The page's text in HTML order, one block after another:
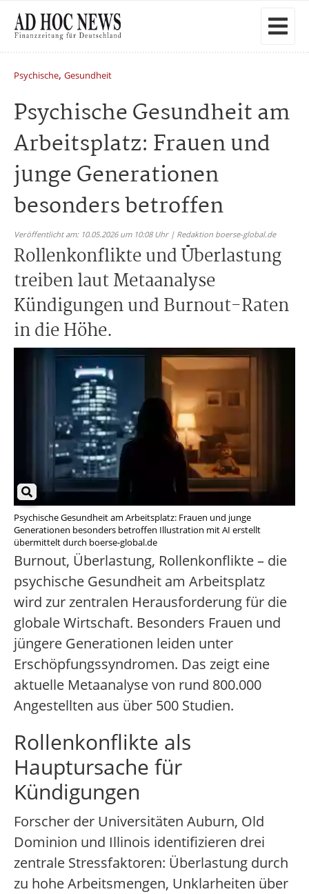
Psychische, Gesundheit
Psychische Gesundheit am
Arbeitsplatz: Frauen und
junge Generationen
besonders betroffen
Veröffentlicht am: 10.05.2026 um 10:08 Uhr | Redaktion boerse-global.de
Rollenkonflikte und Überlastung
treiben laut Metaanalyse
Kündigungen und Burnout-Raten
in die Höhe.
Psychische Gesundheit am Arbeitsplatz: Frauen und junge
Generationen besonders betroffen Illustration mit AI erstellt
übermittelt durch boerse-global.de
Burnout, Überlastung, Rollenkonflikte – die
psychische Gesundheit am Arbeitsplatz
wird zur zentralen Herausforderung für die
globale Wirtschaft. Besonders Frauen und
jüngere Generationen leiden unter
Erschöpfungssyndromen. Das zeigt eine
aktuelle Metaanalyse von rund 800.000
Angestellten aus über 500 Studien.
Rollenkonflikte als
Hauptursache für
Kündigungen
Forscher der Universitäten Auburn, Old
Dominion und Illinois identifizieren drei
zentrale Stressfaktoren: Überlastung durch
zu hohe Arbeitsmengen, Unklarheiten über